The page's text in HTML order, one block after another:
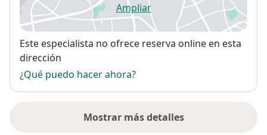
Ampliarse abre en una nueva
Disponibilidad
Este especialista no ofrece reserva online en esta
dirección
¿Qué puedo hacer ahora?
Mostrar más detalles
sobre la dirección